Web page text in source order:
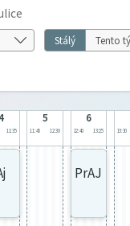
Stálý Tento
4
11:35
5
11:45 12:30
6
12:40 13:25 13:30
PrAJ